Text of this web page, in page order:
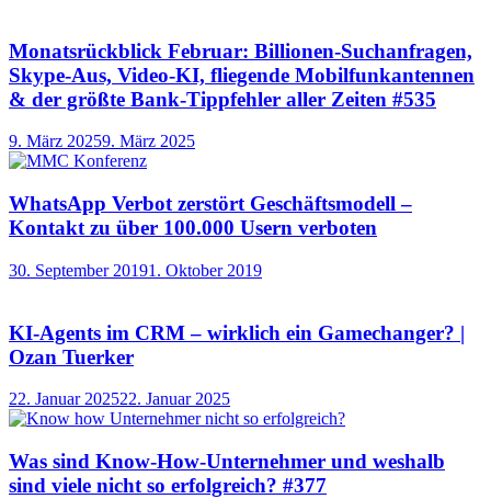
Monatsrückblick Februar: Billionen-Suchanfragen,
Skype-Aus, Video-KI, fliegende Mobilfunkantennen
& der größte Bank-Tippfehler aller Zeiten #535
9. März 20259. März 2025
WhatsApp Verbot zerstört Geschäftsmodell –
Kontakt zu über 100.000 Usern verboten
30. September 20191. Oktober 2019
KI-Agents im CRM – wirklich ein Gamechanger? |
Ozan Tuerker
22. Januar 202522. Januar 2025
Was sind Know-How-Unternehmer und weshalb
sind viele nicht so erfolgreich? #377